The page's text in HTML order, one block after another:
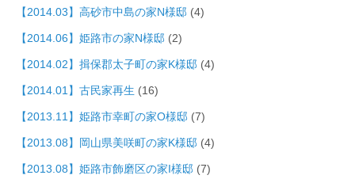
【2014.03】高砂市中島の家N様邸 (4)
【2014.06】姫路市の家N様邸 (2)
【2014.02】揖保郡太子町の家K様邸 (4)
【2014.01】古民家再生 (16)
【2013.11】姫路市幸町の家O様邸 (7)
【2013.08】岡山県美咲町の家K様邸 (4)
【2013.08】姫路市飾磨区の家I様邸 (7)